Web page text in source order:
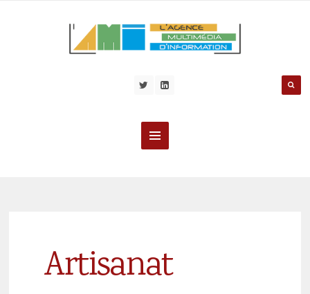
Artisanat